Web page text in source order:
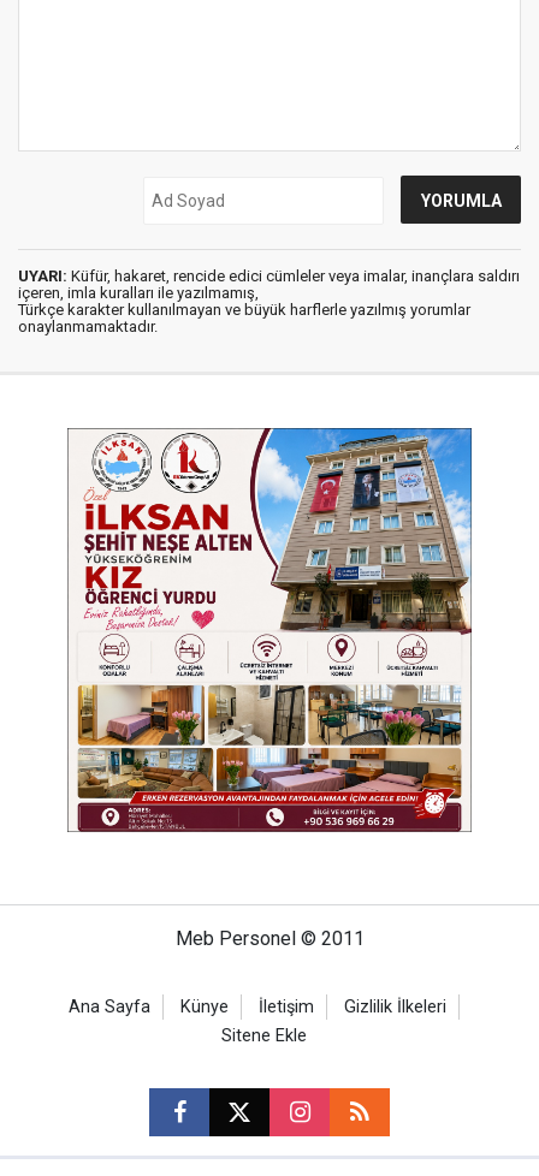
UYARI: Küfür, hakaret, rencide edici cümleler veya imalar, inançlara saldırı
içeren, imla kuralları ile yazılmamış,
Türkçe karakter kullanılmayan ve büyük harflerle yazılmış yorumlar
onaylanmamaktadır.
Meb Personel © 2011
Ana Sayfa Künye İletişim
Gizlilik İlkeleri
Sitene Ekle